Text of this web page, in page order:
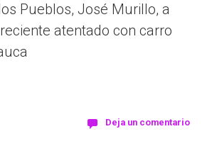
Pueblos, José Murillo, a
atentado con carro
Deja un comentario